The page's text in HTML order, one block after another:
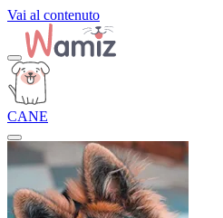
Vai al contenuto
CANE